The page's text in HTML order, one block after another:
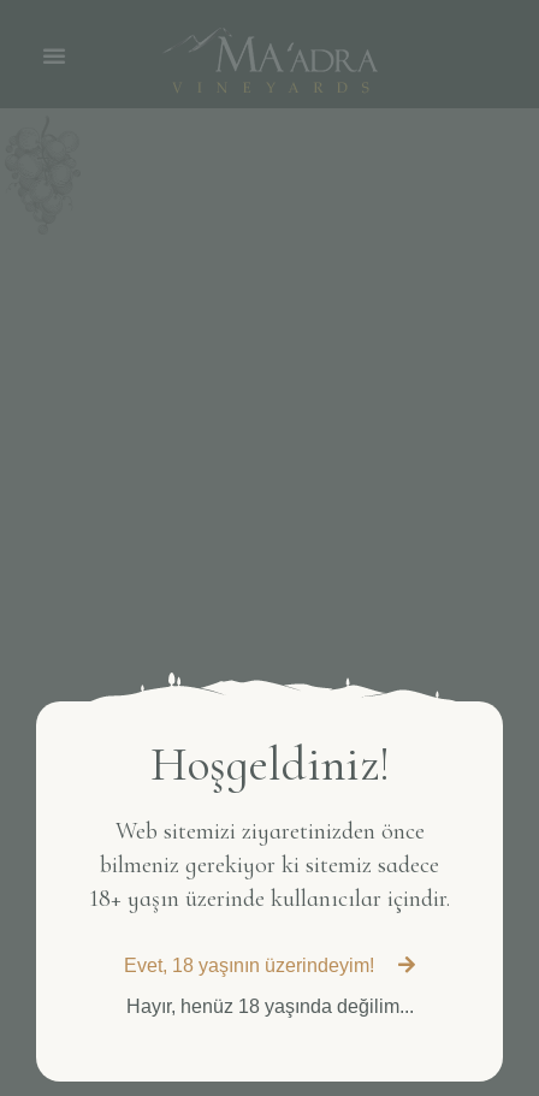
Hoşgeldiniz!
Web sitemizi ziyaretinizden önce
bilmeniz gerekiyor ki sitemiz sadece
18+ yaşın üzerinde kullanıcılar içindir.
Evet, 18 yaşının üzerindeyim!
Hayır, henüz 18 yaşında değilim...